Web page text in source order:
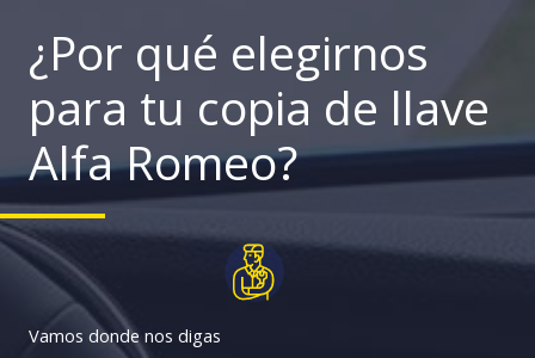
¿Por qué elegirnos
para tu copia de llave
Alfa Romeo?
Vamos donde nos digas